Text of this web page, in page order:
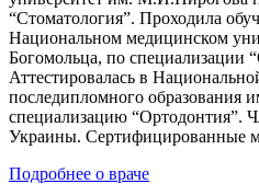
“Стоматология”. Проходила
Национальном медицинском
Богомольца, по специализации
Аттестировалась в
последипломного
специализацию “Ортодонтия”.
Украины. Сертифицированные
Подробнее о враче